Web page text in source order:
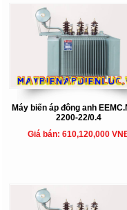
Máy biến áp đông anh
2200-22/0.4
Giá bán: 610,120,000